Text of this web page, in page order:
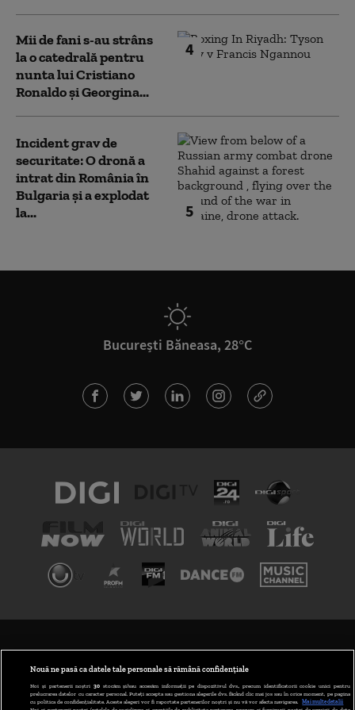
4
Mii de fani s-au strâns
la o catedrală pentru
nunta lui Cristiano
Ronaldo şi Georgina...
5
Incident grav de
securitate: O dronă a
intrat din România în
Bulgaria şi a explodat
la...
București Băneasa, 28°C
ABONARE DIGI TV
Nouă ne pasă ca datele tale personale să rămână confidențiale
Noi și partenerii noștri 30stocăm și/sau accesăm informații pe dispozitivul dvs., precum identificatorii cookie unici pentru
prelucrarea datelor cu caracter personal. Puteți accepta sau gestiona alegerile dvs. făcând clic mai jos sau în orice moment, pe pagina
cu politica de confidențialitate. Aceste alegeri vor fi raportate partenerilor noștri și nu vă vor afecta navigarea.
Mai multe detalii